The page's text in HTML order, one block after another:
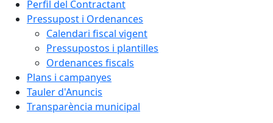
Perfil del Contractant
Pressupost i Ordenances
Calendari fiscal vigent
Pressupostos i plantilles
Ordenances fiscals
Plans i campanyes
Tauler d'Anuncis
Transparència municipal